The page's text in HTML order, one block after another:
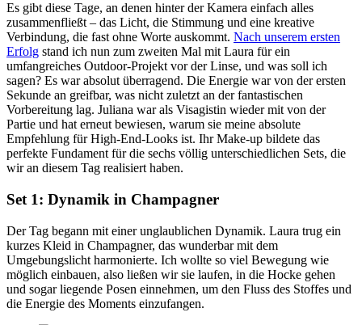
Es gibt diese Tage, an denen hinter der Kamera einfach alles
zusammenfließt – das Licht, die Stimmung und eine kreative
Verbindung, die fast ohne Worte auskommt. Nach unserem ersten
Erfolg stand ich nun zum zweiten Mal mit Laura für ein
umfangreiches Outdoor-Projekt vor der Linse, und was soll ich
sagen? Es war absolut überragend. Die Energie war von der ersten
Sekunde an greifbar, was nicht zuletzt an der fantastischen
Vorbereitung lag. Juliana war als Visagistin wieder mit von der
Partie und hat erneut bewiesen, warum sie meine absolute
Empfehlung für High-End-Looks ist. Ihr Make-up bildete das
perfekte Fundament für die sechs völlig unterschiedlichen Sets, die
wir an diesem Tag realisiert haben.
Set 1: Dynamik in Champagner
Der Tag begann mit einer unglaublichen Dynamik. Laura trug ein
kurzes Kleid in Champagner, das wunderbar mit dem
Umgebungslicht harmonierte. Ich wollte so viel Bewegung wie
möglich einbauen, also ließen wir sie laufen, in die Hocke gehen
und sogar liegende Posen einnehmen, um den Fluss des Stoffes und
die Energie des Moments einzufangen.